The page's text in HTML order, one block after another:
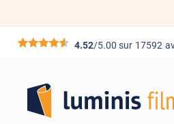
*****4.52/5.00 sur 17592